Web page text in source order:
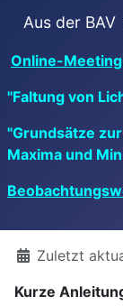
Aus der BAV
Online-Meeting
"Faltung von
"Grundsätze
Maxima und
DetailsZuletzt
Kurze